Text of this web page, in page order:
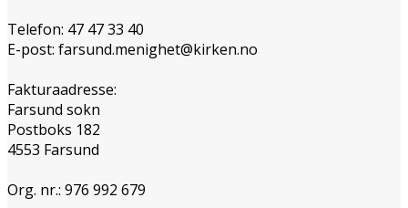
Telefon: 47 47 33 40
E-post: farsund.menighet@kirken.no
Fakturaadresse:
Farsund sokn
Postboks 182
4553 Farsund
Org. nr.: 976 992 679